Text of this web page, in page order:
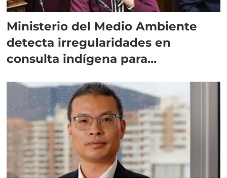
Ministerio del Medio Ambiente
detecta irregularidades en
consulta indígena para